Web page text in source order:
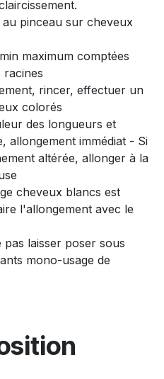
pinceau sur cheveux
maximum comptées
racines
rincer, effectuer un
colorés
des longueurs et
allongement immédiat - Si
altérée, allonger à la
cheveux blancs est
l'allongement avec le
pas laisser poser sous
mono-usage de